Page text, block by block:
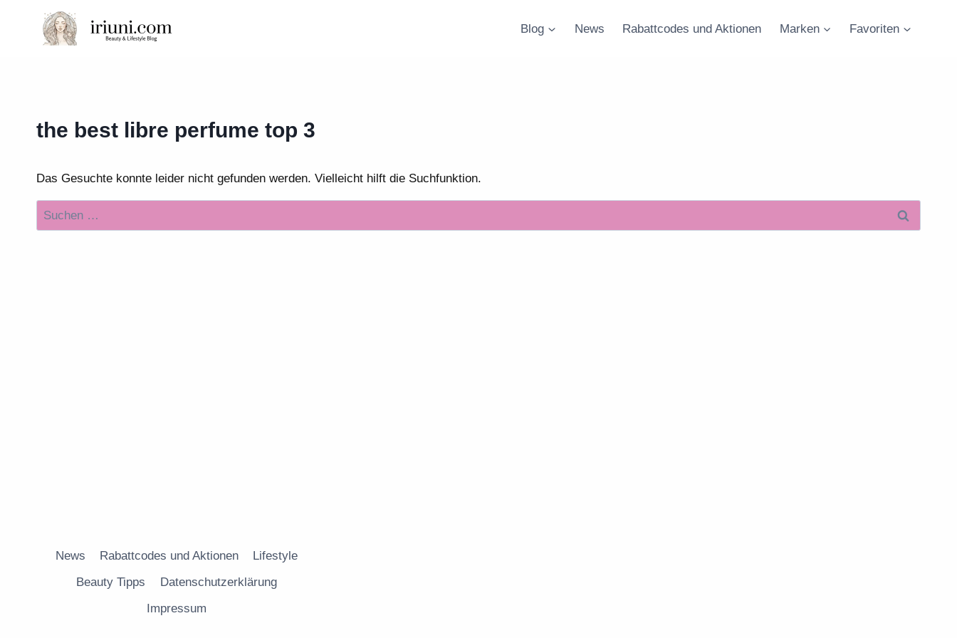
springen
Blog News Rabattcodes und Aktionen Marken Favoriten
the best libre perfume top 3
Das Gesuchte konnte leider nicht gefunden werden. Vielleicht hilft die Suchfunktion.
Suchen
nach:
News Rabattcodes und Aktionen
Lifestyle
Beauty Tipps
Datenschutzerklärung
Impressum